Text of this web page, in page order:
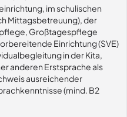
im schulischen
Mittagsbetreuung), der
Großtagespflege
Einrichtung (SVE)
in der Kita,
anderen Erstsprache als
ausreichender
(mind. B2